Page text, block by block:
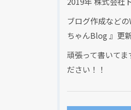
ブログ作成など
ちゃんBlog 』更
頑張って書いてま
ださい！！